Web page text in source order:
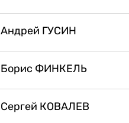
Андрей ГУСИН
Борис ФИНКЕЛЬ
Сергей КОВАЛЕВ